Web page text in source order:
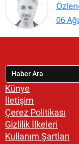
06
Künye
İletişim
Çerez Politikası
Gizlilik İlkeleri
Kullanım Şartları